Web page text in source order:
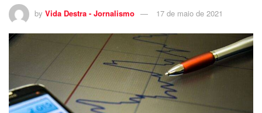
by Vida Destra - Jornalismo 17 de maio de 2021